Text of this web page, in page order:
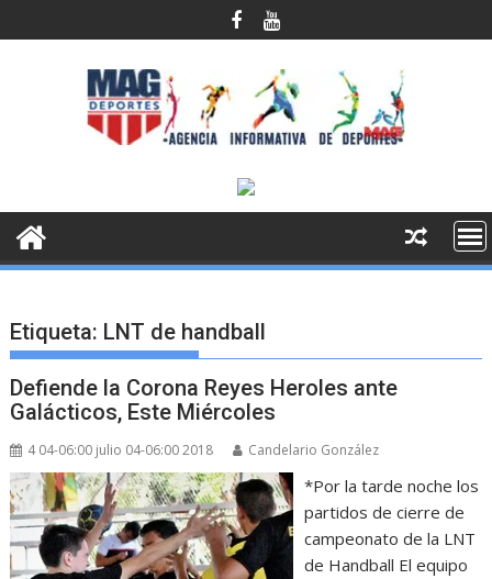
al
Etiqueta: LNT de handball
Defiende la Corona Reyes Heroles ante
Galácticos, Este Miércoles
4 04-06:00 julio 04-06:00 2018 Candelario González
*Por la tarde noche los
partidos de cierre de
campeonato de la LNT
de Handball El equipo